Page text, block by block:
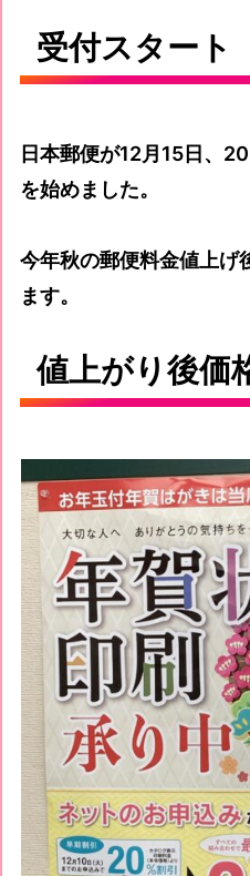
受付スタート
日本郵便が12月15日、
を始めました。
今年秋の郵便料金値上げ
ます。
値上がり後価